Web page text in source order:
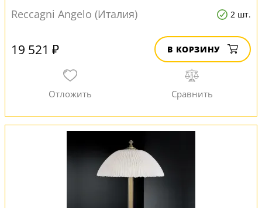
Reccagni Angelo (Италия)
2 шт.
19 521 ₽ В КОРЗИНУ